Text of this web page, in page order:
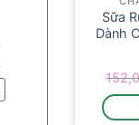
Sữa
Dành